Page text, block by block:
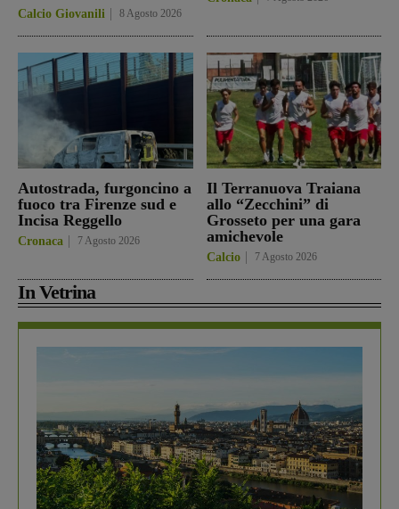
Calcio Giovanili 8 Agosto 2026
Autostrada, furgoncino a
fuoco tra Firenze sud e
Incisa Reggello
Cronaca 7 Agosto 2026
Il Terranuova Traiana
allo “Zecchini” di
Grosseto per una gara
amichevole
Calcio 7 Agosto 2026
In Vetrina